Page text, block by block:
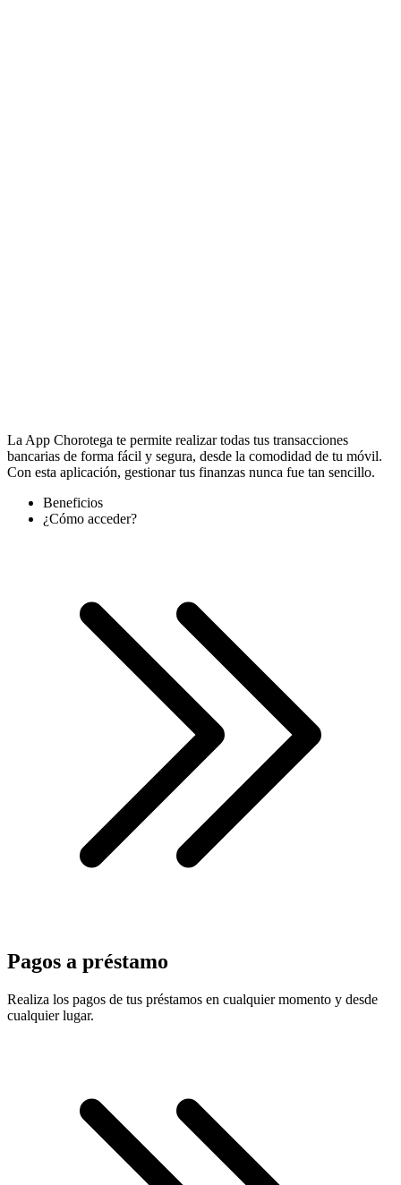
La App Chorotega te permite realizar todas tus transacciones
bancarias de forma fácil y segura, desde la comodidad de tu móvil.
Con esta aplicación, gestionar tus finanzas nunca fue tan sencillo.
Beneficios
¿Cómo acceder?
Pagos a préstamo
Realiza los pagos de tus préstamos en cualquier momento y desde
cualquier lugar.